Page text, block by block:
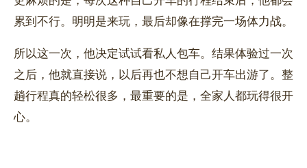
累到不行。明明是来玩，最后却像在撑完一场体力战。
所以这一次，他决定试试看私人包车。结果体验过一次
之后，他就直接说，以后再也不想自己开车出游了。整
趟行程真的轻松很多，最重要的是，全家人都玩得很开
心。